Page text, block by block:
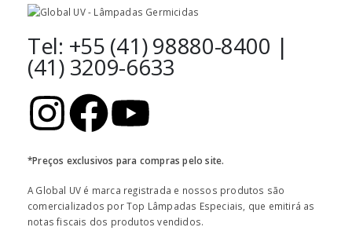
Tel: +55 (41) 98880-8400 |
(41) 3209-6633
*Preços exclusivos para compras pelo site.
A Global UV é marca registrada e nossos produtos são
comercializados por Top Lâmpadas Especiais, que emitirá as
notas fiscais dos produtos vendidos.